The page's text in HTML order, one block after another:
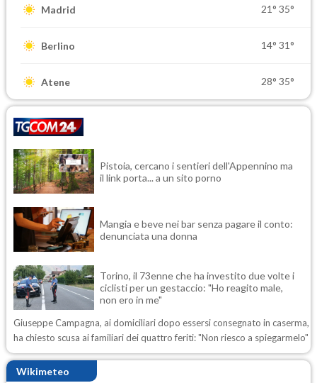
Madrid 21° 35°
Berlino 14° 31°
Atene 28° 35°
Pistoia, cercano i sentieri dell'Appennino ma
il link porta... a un sito porno
Mangia e beve nei bar senza pagare il conto:
denunciata una donna
Torino, il 73enne che ha investito due volte i
ciclisti per un gestaccio: "Ho reagito male,
non ero in me"
Giuseppe Campagna, ai domiciliari dopo essersi consegnato in caserma,
ha chiesto scusa ai familiari dei quattro feriti: "Non riesco a spiegarmelo"
Wikimeteo